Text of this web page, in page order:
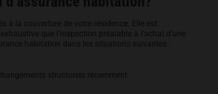
à la couverture de votre résidence. Elle est
que l’inspection préalable à l’achat d’une
habitation dans les situations suivantes :
structurels récemment.